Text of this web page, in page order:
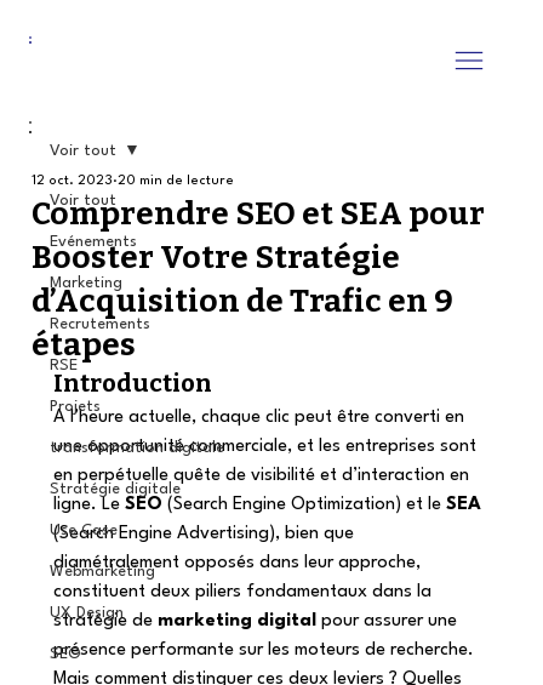
Voir tout
Evénements
Marketing
Recrutements
RSE
Projets
transformation digitale
Stratégie digitale
Use Case
Webmarketing
UX Design
SEO
Voir tout
Comprendre SEO et SEA pour
Booster Votre Stratégie
d’Acquisition de Trafic en 9
étapes
12 oct. 2023 20 min de lecture
Introduction
A l’heure actuelle, chaque clic peut être converti en
une opportunité commerciale, et les entreprises sont
en perpétuelle quête de visibilité et d’interaction en
ligne. Le SEO (Search Engine Optimization) et le SEA
(Search Engine Advertising), bien que
diamétralement opposés dans leur approche,
constituent deux piliers fondamentaux dans la
stratégie de marketing digital pour assurer une
présence performante sur les moteurs de recherche.
Mais comment distinguer ces deux leviers ? Quelles